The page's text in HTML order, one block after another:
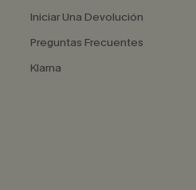
Iniciar Una Devolución
Preguntas Frecuentes
Klarna